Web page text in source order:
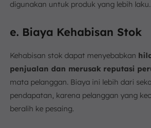
digunakan untuk produk yang lebih laku.
e. Biaya Kehabisan Stok
Kehabisan stok dapat menyebabkan
penjualan dan merusak reputasi
mata pelanggan. Biaya ini lebih dari
pendapatan, karena pelanggan yang
beralih ke pesaing.